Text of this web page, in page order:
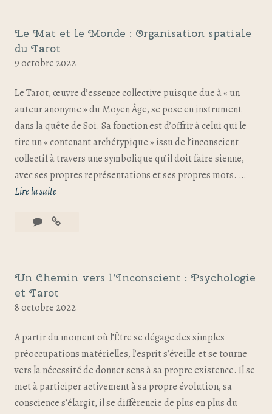
Le Mat et le Monde : Organisation spatiale
du Tarot
9 octobre 2022
Le Tarot, œuvre d’essence collective puisque due à « un
auteur anonyme » du Moyen Âge, se pose en instrument
dans la quête de Soi. Sa fonction est d’offrir à celui qui le
tire un « contenant archétypique » issu de l’inconscient
collectif à travers une symbolique qu’il doit faire sienne,
avec ses propres représentations et ses propres mots. …
Lire la suite
Un Chemin vers l’Inconscient : Psychologie
et Tarot
8 octobre 2022
A partir du moment où l’Être se dégage des simples
préoccupations matérielles, l’esprit s’éveille et se tourne
vers la nécessité de donner sens à sa propre existence. Il se
met à participer activement à sa propre évolution, sa
conscience s’élargit, il se différencie de plus en plus du